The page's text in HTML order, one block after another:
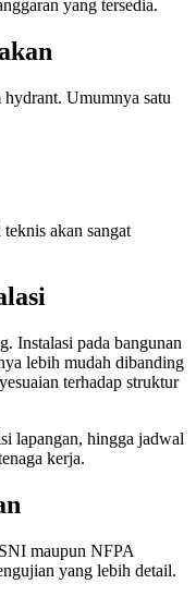
yang tersedia.
Umumnya satu
akan sangat
Instalasi pada bangunan
lebih mudah dibanding
terhadap struktur
lapangan, hingga jadwal
kerja.
maupun NFPA
yang lebih detail.